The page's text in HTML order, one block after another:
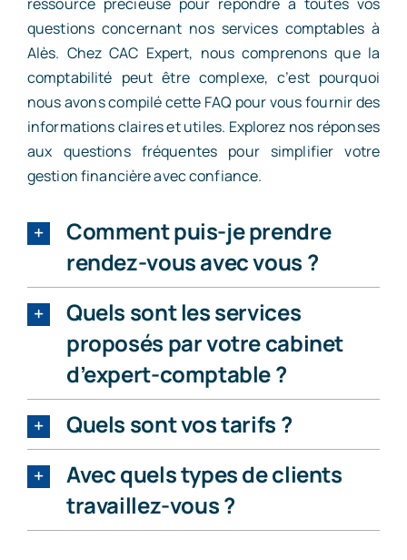
Outils de gestion connectés
Accompagnement d’entrepreneur
Actualité
FAQs
Contact
questions concernant nos services comptables à
Alès. Chez CAC Expert, nous comprenons que la
comptabilité peut être complexe, c’est pourquoi
nous avons compilé cette FAQ pour vous fournir des
informations claires et utiles. Explorez nos réponses
aux questions fréquentes pour simplifier votre
gestion financière avec confiance.
Comment puis-je prendre
rendez-vous avec vous ?
Quels sont les services
proposés par votre cabinet
d’expert-comptable ?
Quels sont vos tarifs ?
Avec quels types de clients
travaillez-vous ?